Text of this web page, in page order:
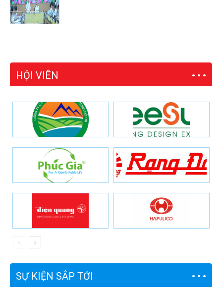
HỘI VIÊN
SỰ KIỆN SẮP TỚI